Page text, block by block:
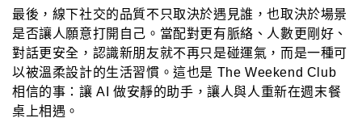
最後，線下社交的品質不只取決於遇見誰，也取決於場景
是否讓人願意打開自己。當配對更有脈絡、人數更剛好、
對話更安全，認識新朋友就不再只是碰運氣，而是一種可
以被溫柔設計的生活習慣。這也是 The Weekend Club
相信的事：讓 AI 做安靜的助手，讓人與人重新在週末餐
桌上相遇。